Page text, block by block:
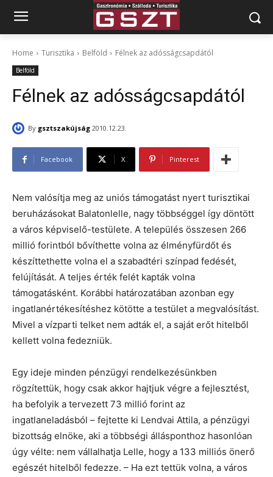
Home Turisztika Belföld Félnek az adósságcsapdától
Belföld
Félnek az adósságcsapdától
By gsztszakújság 2010.12.23.
Facebook X Pinterest
Nem valósítja meg az uniós támogatást nyert turisztikai
beruházásokat Balatonlelle, nagy többséggel így döntött
a város képviselő-testülete. A település összesen 266
millió forintból bővíthette volna az élményfürdőt és
készíttethette volna el a szabadtéri színpad fedését,
felújítását. A teljes érték felét kapták volna
támogatásként. Korábbi határozatában azonban egy
ingatlanértékesítéshez kötötte a testület a megvalósítást.
Mivel a vízparti telket nem adták el, a saját erőt hitelből
kellett volna fedezniük.
Egy ideje minden pénzügyi rendelkezésünkben
rögzítettük, hogy csak akkor hajtjuk végre a fejlesztést,
ha befolyik a tervezett 73 millió forint az
ingatlaneladásból – fejtette ki Lendvai Attila, a pénzügyi
bizottság elnöke, aki a többségi állásponthoz hasonlóan
úgy vélte: nem vállalhatja Lelle, hogy a 133 milliós önerő
egészét hitelből fedezze. – Ha ezt tettük volna, a város